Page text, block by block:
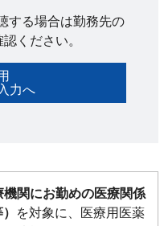
する場合は勤務先の
ください。
力へ
機関にお勤めの医療関係
を対象に、医療用医薬